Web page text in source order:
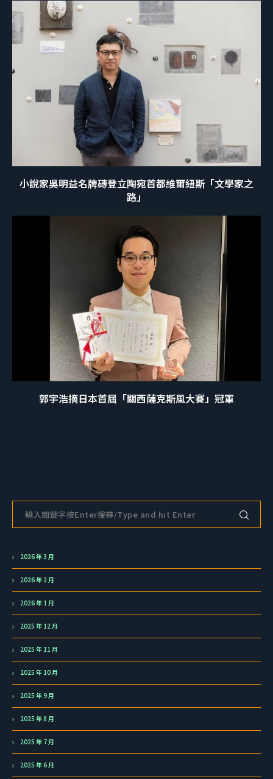
小說家吳明益名牌磚登立陶宛首都維爾紐斯「文學家之
路」
郭宇浩摘日本首屆「關西薩克斯風大賽」冠軍
2026 年 3 月
2026 年 2 月
2026 年 1 月
2025 年 12 月
2025 年 11 月
2025 年 10 月
2025 年 9 月
2025 年 8 月
2025 年 7 月
2025 年 6 月